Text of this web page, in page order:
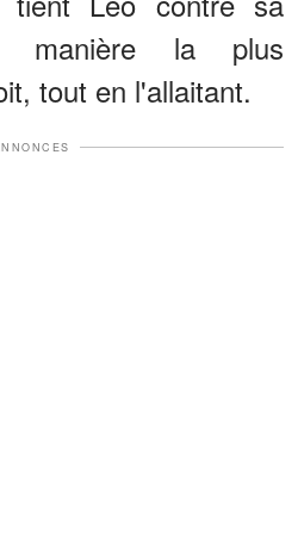
manière la plus
tout en l'allaitant.